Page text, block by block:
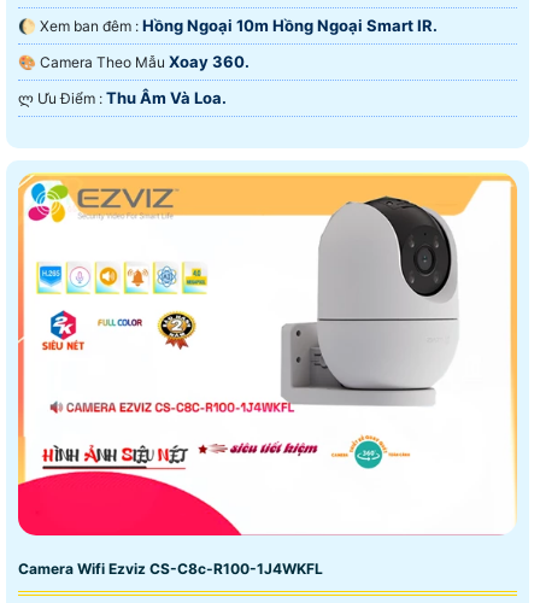
🌔 Xem ban đêm : Hồng Ngoại 10m Hồng Ngoại Smart IR.
🎨 Camera Theo Mẫu Xoay 360.
️ლ Ưu Điểm : Thu Âm Và Loa.
Camera Wifi Ezviz CS-C8c-R100-1J4WKFL